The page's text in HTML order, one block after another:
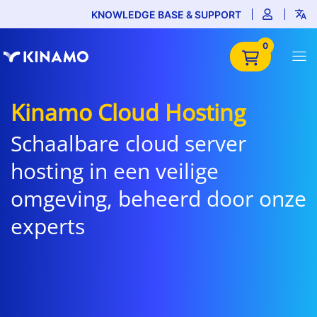
KNOWLEDGE BASE & SUPPORT
0
Kinamo Cloud Hosting
Schaalbare cloud server
hosting in een veilige
omgeving, beheerd door onze
experts